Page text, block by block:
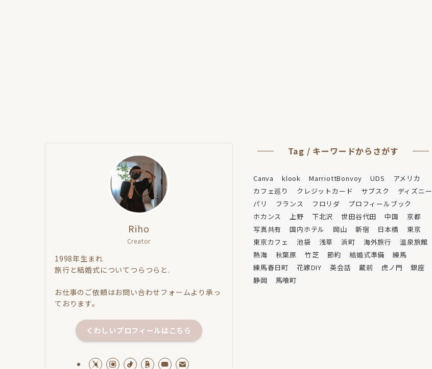
Riho
Creator
1998年生まれ
旅行と結婚式についてつらつらと.
お仕事のご依頼はお問い合わせフォームより承っ
ております。
くわしいプロフィールはこちら
Tag / キーワードからさがす
Canva klook MarriottBonvoy UDS
アメリカ
カフェ巡り
クレジットカード サブスク
ディズニー
パリ
フランス フロリダ
プロフィールブック
ホカンス
上野 下北沢 世田谷代田 中国
京都
写真共有
国内ホテル 岡山 新宿 日本橋
東京
東京カフェ
池袋 浅草 浜町 海外旅行
温泉旅館
熱海
秋葉原 竹芝 節約 結婚式準備
練馬
練馬春日町
花嫁DIY 英会話 蔵前 虎ノ門
銀座
静岡
馬喰町